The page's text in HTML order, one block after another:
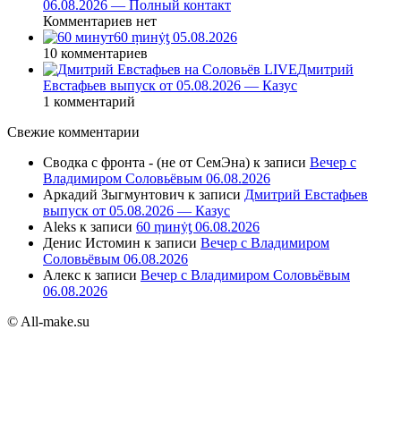
06.08.2026 — Полный контакт
Комментариев нет
60 ṃинẏƫ 05.08.2026
10 комментариев
Дмитрий
Евстафьев выпуск от 05.08.2026 — Казус
1 комментарий
Свежие комментарии
Сводка с фронта - (не от СемЭна) к записи Вечер с
Владимиром Соловьёвым 06.08.2026
Аркадий Зыгмунтович к записи Дмитрий Евстафьев
выпуск от 05.08.2026 — Казус
Aleks к записи 60 ṃинẏƫ 06.08.2026
Денис Истомин к записи Вечер с Владимиром
Соловьёвым 06.08.2026
Алекс к записи Вечер с Владимиром Соловьёвым
06.08.2026
© All-make.su